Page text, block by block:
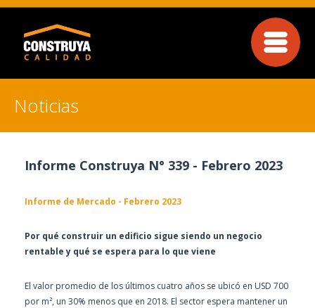
Noticias
Informe Construya N° 339 - Febrero 2023
Informe de Mercado - Febrero 2023
Por qué construir un edificio sigue siendo un negocio
rentable y qué se espera para lo que viene
El valor promedio de los últimos cuatro años se ubicó en USD 700
por m², un 30% menos que en 2018. El sector espera mantener un